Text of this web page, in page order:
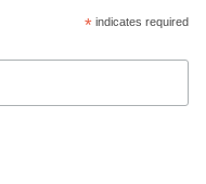
*indicates required